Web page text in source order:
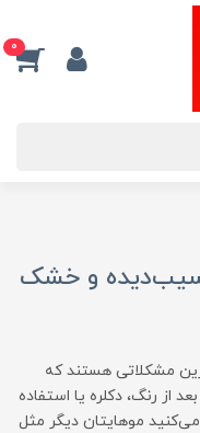
0
آسیب‌دیده و خشک
مشکلاتی هستند که
از رنگ، دکلره یا استفاده
موهایتان دیگر مثل